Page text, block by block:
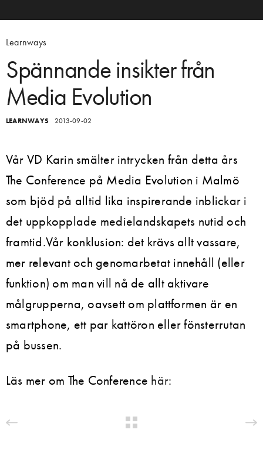
Learnways
Spännande insikter från
Media Evolution
LEARNWAYS 2013-09-02
Vår VD Karin smälter intrycken från detta års
The Conference på Media Evolution i Malmö
som bjöd på alltid lika inspirerande inblickar i
det uppkopplade medielandskapets nutid och
framtid.Vår konklusion: det krävs allt vassare,
mer relevant och genomarbetat innehåll (eller
funktion) om man vill nå de allt aktivare
målgrupperna, oavsett om plattformen är en
smartphone, ett par kattöron eller fönsterrutan
på bussen.
Läs mer om The Conference här: